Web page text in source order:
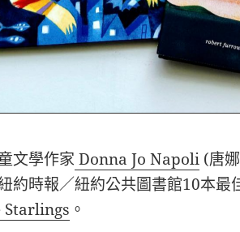
文學作家 Donna Jo Napoli (唐
約時報／紐約公共圖書館10本最
Starlings 。